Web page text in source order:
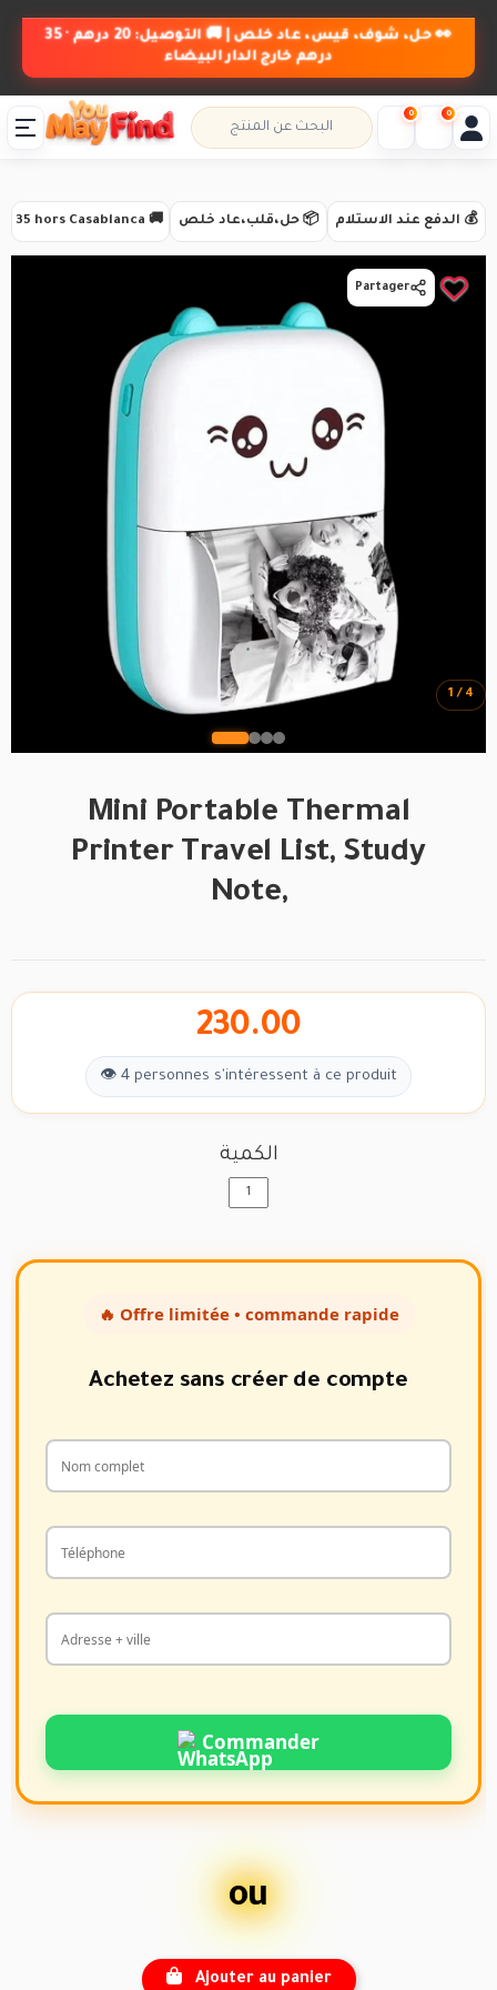
👀 حل، شوف، قيس، عاد خلص | 🚚 التوصيل: 20 درهم · 35
درهم خارج الدار البيضاء
Mini Portable Thermal
Printer Travel List, Study
Note,
🚚 Livraison 20 DH · 35 hors Casablanca 📦 حل،قلب،عاد خلص 💰 الدفع عند الاستلام
1 / 4
Partager
230.00
👁 4 personnes s'intéressent à ce produit
الكمية
🔥 Offre limitée • commande rapide
Achetez sans créer de compte
Commander
ou
Ajouter au panier
0 0